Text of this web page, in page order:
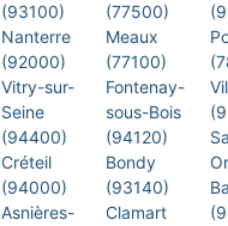
(93100)
Nanterre
(92000)
Vitry-sur-
Seine
(94400)
Créteil
(94000)
Asnières-
(77500)
Meaux
(77100)
Fontenay-
sous-Bois
(94120)
Bondy
(93140)
Clamart